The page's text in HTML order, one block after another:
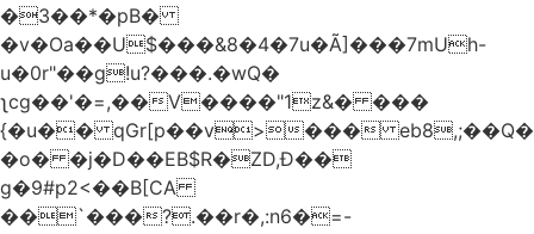
�3��*�pB�
�v�Oa��U$���&8�4�7u�Ã]���7mUh-
u�0r"��g!u?���.�wQ�
ʅcg��'�=,��V����"1z&� ���
{�u�� qGr[p��v>���
�o� �j�D��EB$R�ZD,Ɖ��
g�9#p2<��B[CA
��`���?.��r�,:n6�=-